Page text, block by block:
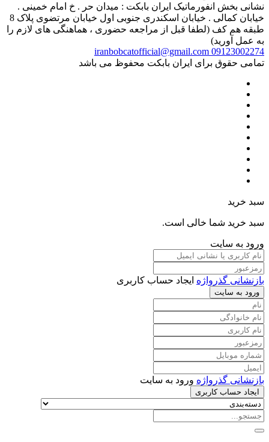
نشانی بخش انفورماتیک ایران بابکت : میدان حر . خ امام خمینی .
خیابان کمالی . خیابان اسکندری جنوبی اول خیابان مرتضوی پلاک 8
طبقه هم کف (لطفا قبل از مراجعه حضوری ، هماهنگی های لازم را
به عمل آورید)
09123002274
iranbobcatofficial@gmail.com
تمامی حقوق برای ایران بابکت محفوظ می باشد
سبد خرید
سبد خرید شما خالی است.
ورود به سایت
بازنشانی گذرواژه ایجاد حساب کاربری
ورود به سایت
بازنشانی گذرواژه ورود به سایت
ایجاد حساب کاربری